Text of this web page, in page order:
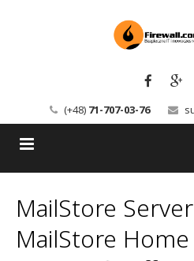
(+48) 71-707-03-76
Usługi
MailStore
MailStore